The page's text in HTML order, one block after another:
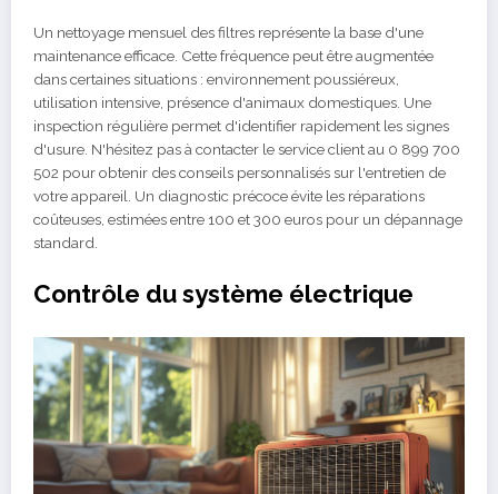
Un nettoyage mensuel des filtres représente la base d'une
maintenance efficace. Cette fréquence peut être augmentée
dans certaines situations : environnement poussiéreux,
utilisation intensive, présence d'animaux domestiques. Une
inspection régulière permet d'identifier rapidement les signes
d'usure. N'hésitez pas à contacter le service client au 0 899 700
502 pour obtenir des conseils personnalisés sur l'entretien de
votre appareil. Un diagnostic précoce évite les réparations
coûteuses, estimées entre 100 et 300 euros pour un dépannage
standard.
Contrôle du système électrique